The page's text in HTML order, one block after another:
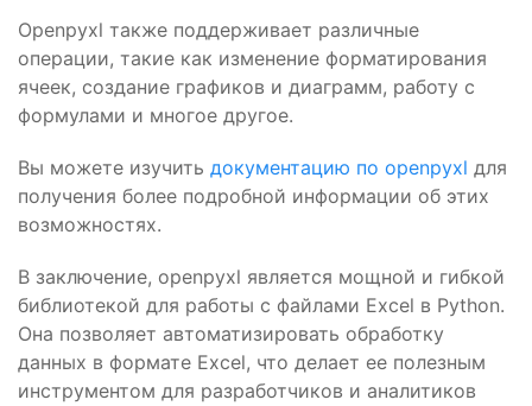
Openpyxl также поддерживает различные
операции, такие как изменение форматирования
ячеек, создание графиков и диаграмм, работу с
формулами и многое другое.
Вы можете изучить документацию по openpyxl для
получения более подробной информации об этих
возможностях.
В заключение, openpyxl является мощной и гибкой
библиотекой для работы с файлами Excel в Python.
Она позволяет автоматизировать обработку
данных в формате Excel, что делает ее полезным
инструментом для разработчиков и аналитиков